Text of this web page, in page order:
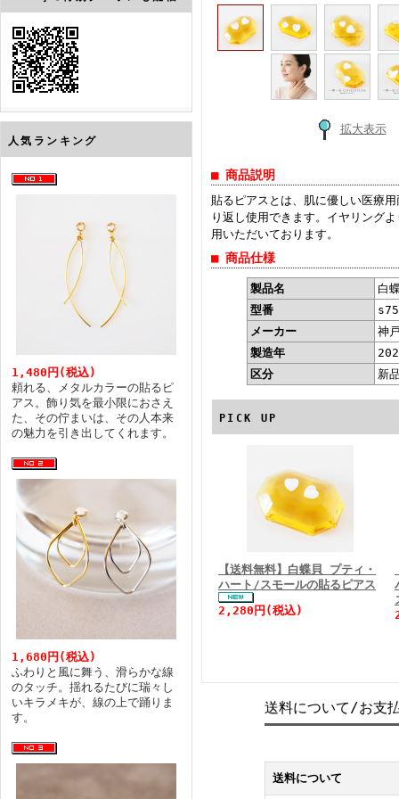
人気ランキング
1,480円(税込)
頼れる、メタルカラーの貼るピ
アス。飾り気を最小限におさえ
た、その佇まいは、その人本来
の魅力を引き出してくれます。
1,680円(税込)
ふわりと風に舞う、滑らかな線
のタッチ。揺れるたびに瑞々し
いキラメキが、線の上で踊りま
す。
拡大表示
■ 商品説明
貼るピアスとは、肌に優しい医療
り返し使用できます。イヤリング
用いただいております。
■ 商品仕様
製品名
白
型番
メーカー
神
製造年
区分
新
PICK UP
【送料無料】白蝶貝 プティ・
ハート/スモールの貼るピアス
2,280円(税込)
送料について/お支
送料について